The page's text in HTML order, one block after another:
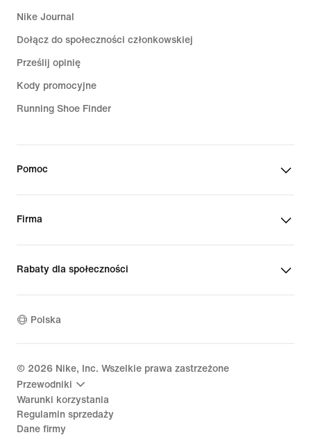
Nike Journal
Dołącz do społeczności członkowskiej
Prześlij opinię
Kody promocyjne
Running Shoe Finder
Pomoc
Firma
Rabaty dla społeczności
Polska
© 2026 Nike, Inc. Wszelkie prawa zastrzeżone
Przewodniki
Warunki korzystania
Regulamin sprzedaży
Dane firmy